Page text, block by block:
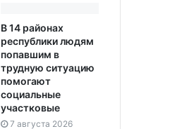
В 14 районах
республики людям
попавшим в
трудную ситуацию
помогают
социальные
участковые
7 августа 2026